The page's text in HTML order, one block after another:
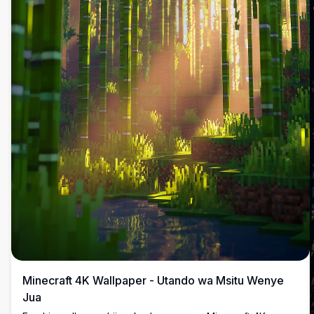
Minecraft 4K Wallpaper - Utando wa Msitu Wenye
Jua